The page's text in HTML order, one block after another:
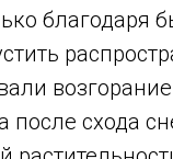
после схода